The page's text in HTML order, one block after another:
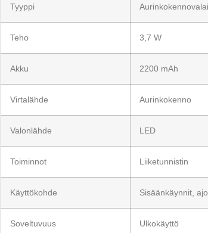
Tyyppi
Teho 3,7 W
Akku 2200 mAh
Virtalähde Aurinkokenno
Valonlähde LED
Toiminnot Liiketunnistin
Käyttökohde Sisäänkäynnit,
Soveltuvuus Ulkokäyttö